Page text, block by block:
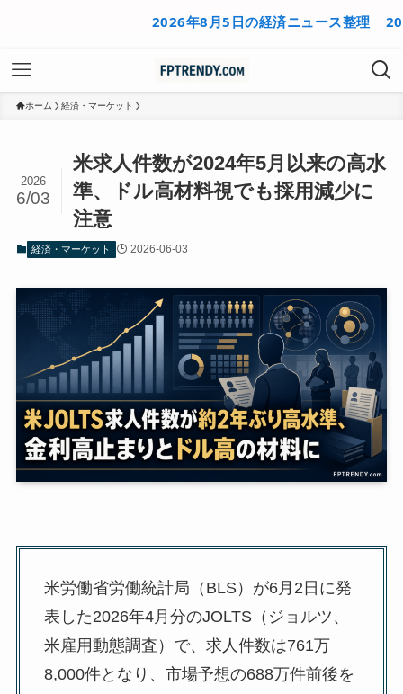
2026年8月5日の経済ニュース整理 2026年8
ホーム 経済・マーケット
米求人件数が2024年5月以来の高水
準、ドル高材料視でも採用減少に
注意
2026
6/03
経済・マーケット 2026-06-03
米労働省労働統計局（BLS）が6月2日に発
表した2026年4月分のJOLTS（ジョルツ、
米雇用動態調査）で、求人件数は761万
8,000件となり、市場予想の688万件前後を